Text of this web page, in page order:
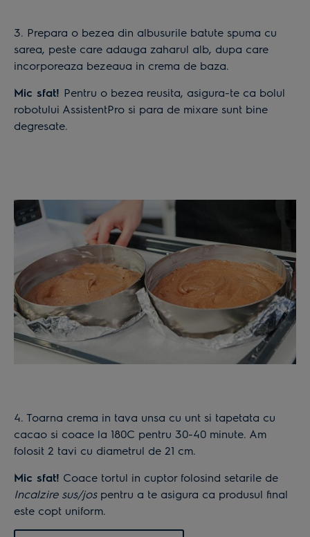
3. Prepara o bezea din albusurile batute spuma cu
sarea, peste care adauga zaharul alb, dupa care
incorporeaza bezeaua in crema de baza.
Mic sfat! Pentru o bezea reusita, asigura-te ca bolul
robotului AssistentPro si para de mixare sunt bine
degresate.
4. Toarna crema in tava unsa cu unt si tapetata cu
cacao si coace la 180C pentru 30-40 minute. Am
folosit 2 tavi cu diametrul de 21 cm.
Mic sfat! Coace tortul in cuptor folosind setarile de
Incalzire sus/jospentru a te asigura ca produsul final
este copt uniform.